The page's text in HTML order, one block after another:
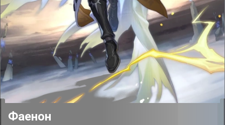
Фаенон